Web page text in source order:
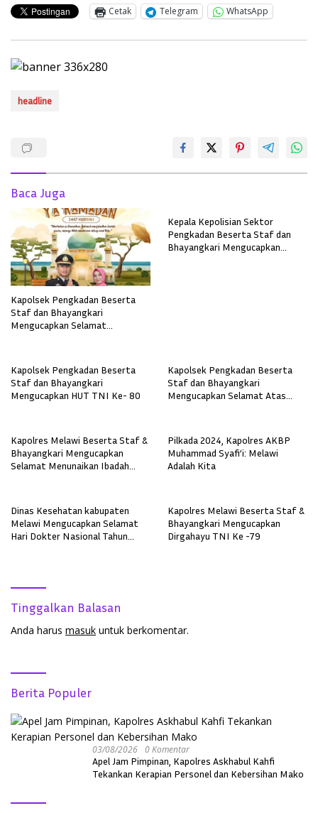
Cetak Telegram WhatsApp
headline
Baca Juga
Kapolsek Pengkadan Beserta
Staf dan Bhayangkari
Mengucapkan Selamat
Kepala Kepolisian Sektor
Pengkadan Beserta Staf dan
Bhayangkari Mengucapkan
Kapolsek Pengkadan Beserta
Staf dan Bhayangkari
Mengucapkan HUT TNI Ke- 80
Kapolsek Pengkadan Beserta
Staf dan Bhayangkari
Mengucapkan Selamat Atas
Kapolres Melawi Beserta Staf &
Bhayangkari Mengucapkan
Selamat Menunaikan Ibadah
Pilkada 2024, Kapolres AKBP
Muhammad Syafi’i: Melawi
Adalah Kita
Dinas Kesehatan kabupaten
Melawi Mengucapkan Selamat
Hari Dokter Nasional Tahun
Kapolres Melawi Beserta Staf &
Bhayangkari Mengucapkan
Dirgahayu TNI Ke -79
Tinggalkan Balasan
Anda harus masuk untuk berkomentar.
Berita Populer
03/08/2026 0 Komentar
Apel Jam Pimpinan, Kapolres Askhabul Kahfi
Tekankan Kerapian Personel dan Kebersihan Mako